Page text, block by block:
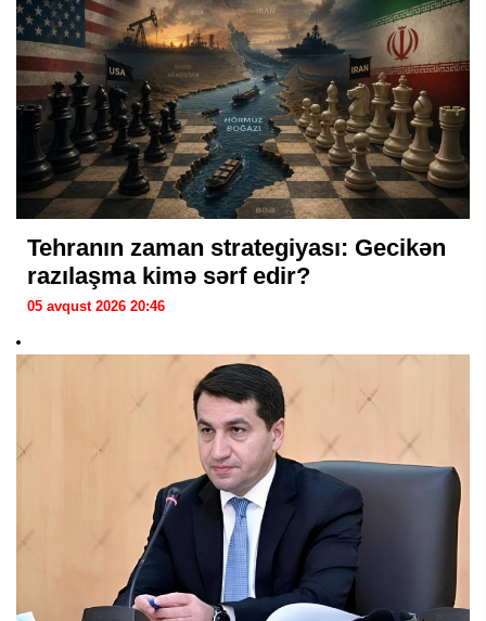
Tehranın zaman strategiyası: Gecikən
razılaşma kimə sərf edir?
05 avqust 2026 20:46